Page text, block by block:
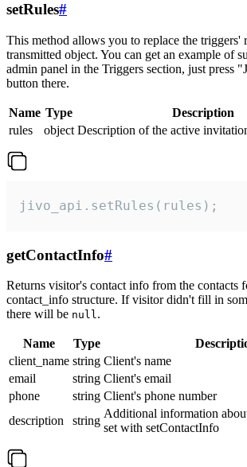
setRules#
This method allows you to replace the triggers'
transmitted object. You can get an example of
admin panel in the Triggers section, just press
button there.
Name Type
Description
rules
object Description of the active
jivo_api.setRules(rules);
getContactInfo#
Returns visitor's contact info from the contacts
contact_info structure. If visitor didn't fill in
there will be null.
Name Type
client_name string Client's name
email
string Client's email
phone
string Client's phone number
description
string
Additional information
set with setContactInfo